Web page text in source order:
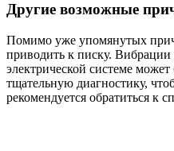
Другие возможные
Помимо уже упомянутых
приводить к писку. Вибрации
электрической системе
тщательную диагностику,
рекомендуется обратиться к